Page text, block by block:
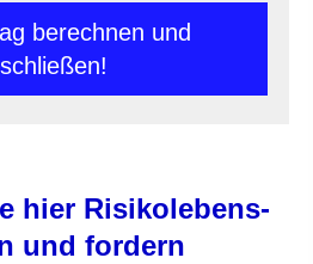
berechnen und
hier Risiko­lebens­
und fordern